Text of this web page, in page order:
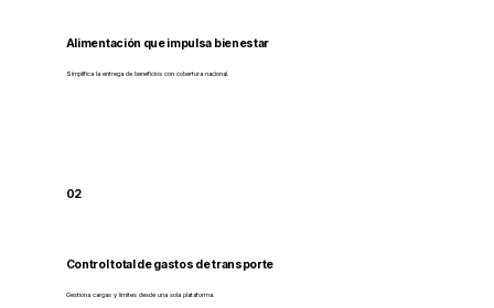
Alimentación que impulsa bienestar
Simplifica la entrega de beneficios con cobertura nacional.
02
Control total de gastos de transporte
Gestiona cargas y límites desde una sola plataforma.